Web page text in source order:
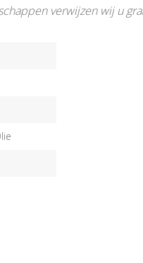
verwijzen wij u